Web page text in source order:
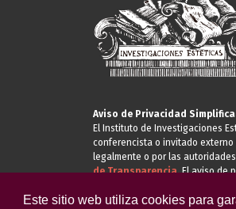
Este sitio web utiliza cookies para
Aviso de Privacidad
El Instituto de Investigaciones
conferencista o invitado
legalmente o por las
de Transparencia.El aviso de